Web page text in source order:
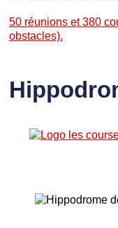
50 réunions et 380
obstacles).